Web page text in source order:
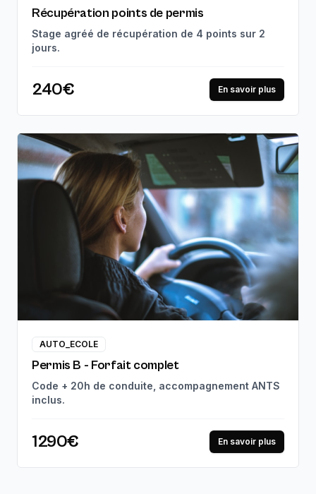
Récupération points de permis
Stage agréé de récupération de 4 points sur 2
jours.
240€ En savoir plus
AUTO_ECOLE
Permis B - Forfait complet
Code + 20h de conduite, accompagnement ANTS
inclus.
1290€ En savoir plus